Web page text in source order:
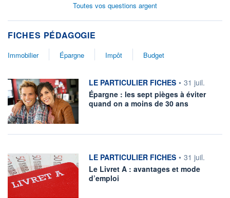
Toutes vos questions argent
FICHES PÉDAGOGIE
Immobilier Épargne Impôt Budget
information fournie par
LE PARTICULIER FICHES • 31 juil.
Épargne : les sept pièges à éviter
quand on a moins de 30 ans
information fournie par
LE PARTICULIER FICHES • 31 juil.
Le Livret A : avantages et mode
d’emploi